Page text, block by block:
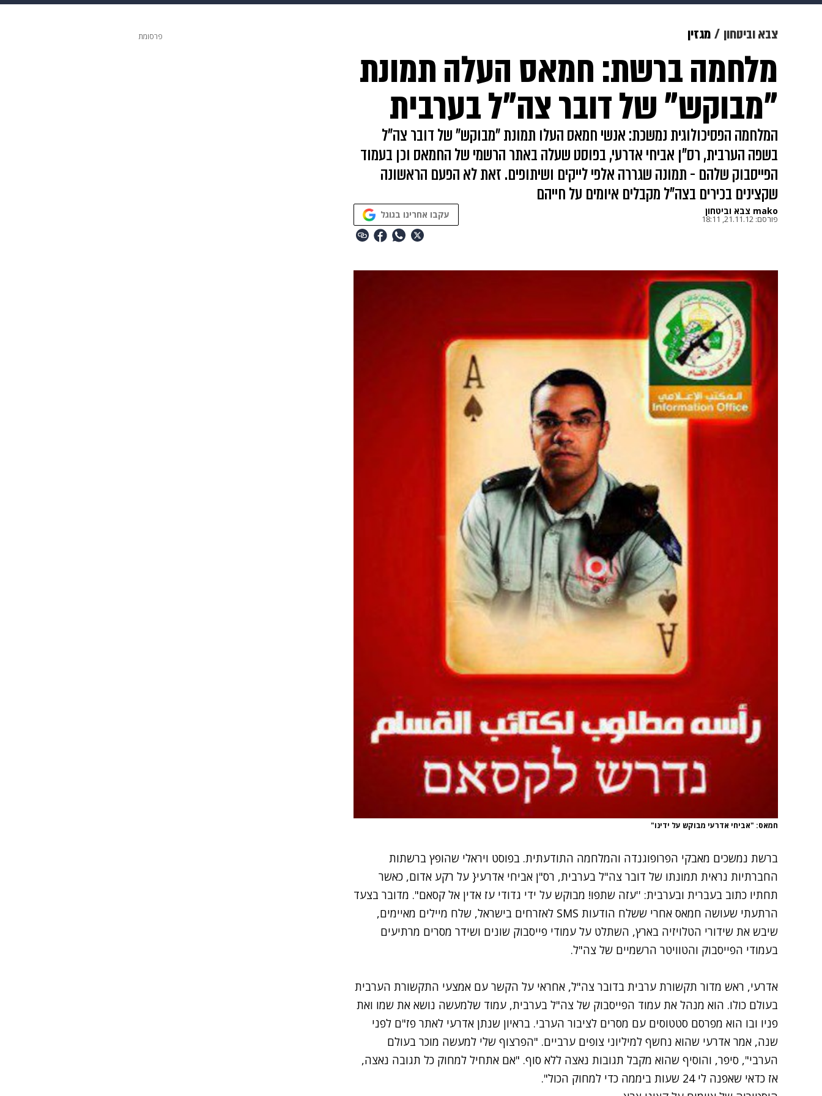
תרבות
משפט תשעה חודשים מתכונים פרויקטים מיוחדים
צבא וביטחון מגזין
מלחמה ברשת: חמאס העלה תמונת
"מבוקש" של דובר צה"ל בערבית
המלחמה הפסיכולוגית נמשכת: אנשי חמאס העלו תמונת "מבוקש" של דובר צה"ל
בשפה הערבית, רס"ן אביחי אדרעי, בפוסט שעלה באתר הרשמי של החמאס וכן בעמוד
הפייסבוק שלהם - תמונה שגררה אלפי לייקים ושיתופים. זאת לא הפעם הראשונה
שקצינים בכירים בצה"ל מקבלים איומים על חייהם
mako צבא וביטחון
פורסם: 21.11.12, 18:11 עקבו אחרינו בגוגל
חמאס: "אביחי אדרעי מבוקש על ידינו"
ברשת נמשכים מאבקי הפרופוגנדה והמלחמה התודעתית. בפוסט ויראלי שהופץ ברשתות
החברתיות נראית תמונתו של דובר צה"ל בערבית, רס"ן אביחי אדרעי{ על רקע אדום, כאשר
תחתיו כתוב בעברית ובערבית: ''עזה שתפו! מבוקש על ידי גדודי עז אדין אל קסאם". מדובר בצעד
הרתעתי שעושה חמאס אחרי ששלח הודעות SMS לאזרחים בישראל, שלח מיילים מאיימים,
שיבש את שידורי הטלויזיה בארץ, השתלט על עמודי פייסבוק שונים ושידר מסרים מרתיעים
בעמודי הפייסבוק והטוויטר הרשמיים של צה"ל.
אדרעי, ראש מדור תקשורת ערבית בדובר צה"ל, אחראי על הקשר עם אמצעי התקשורת הערבית
בעולם כולו. הוא מנהל את עמוד הפייסבוק של צה"ל בערבית, עמוד שלמעשה נושא את שמו ואת
פניו ובו הוא מפרסם סטטוסים עם מסרים לציבור הערבי. בראיון שנתן אדרעי לאתר פז"ם לפני
שנה, אמר אדרעי שהוא נחשף למיליוני צופים ערביים. "הפרצוף שלי למעשה מוכר בעולם
הערבי", סיפר, והוסיף שהוא מקבל תגובות נאצה ללא סוף. "אם אתחיל למחוק כל תגובה נאצה,
אז כדאי שאפנה לי 24 שעות ביממה כדי למחוק הכול".
פרסומת